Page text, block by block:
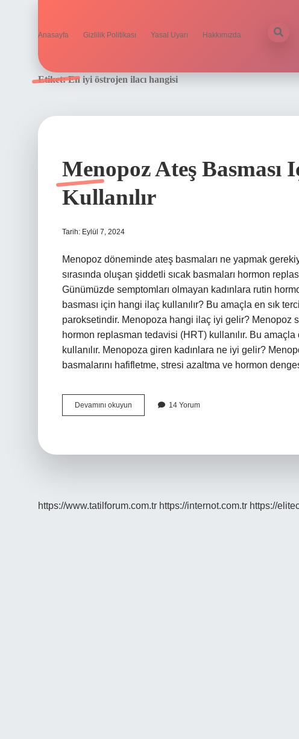
Anasayfa Gizlilik Politikası Yasal Uyarı Hakkımızda
Etiket:En iyi östrojen ilacı hangisi
Menopoz Ateş Basması
Kullanılır
Tarih: Eylül 7, 2024
Menopoz döneminde ateş basmaları ne yapmak
sırasında oluşan şiddetli sıcak basmaları hormon
Günümüzde semptomları olmayan kadınlara rutin
basması için hangi ilaç kullanılır? Bu amaçla en sık
paroksetindir. Menopoza hangi ilaç iyi gelir? Menopoz
hormon replasman tedavisi (HRT) kullanılır. Bu
kullanılır. Menopoza giren kadınlara ne iyi gelir?
basmalarını hafifletme, stresi azaltma ve hormon
Devamını okuyun Menopoz
Ateş
14 Yorum
https://www.tatilforum.com.tr https://internot.com.tr https://